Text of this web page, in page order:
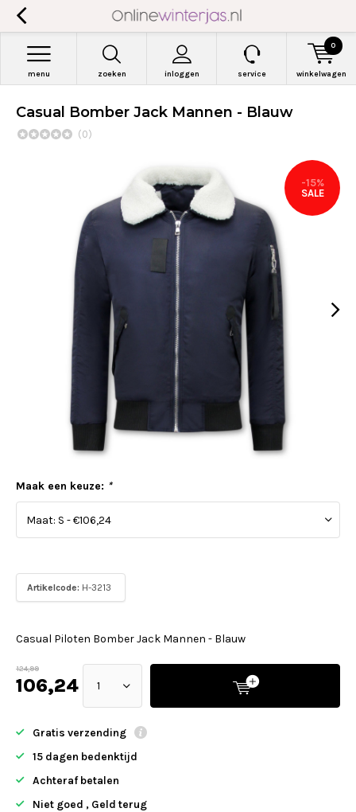
zoeken inloggen
menu service winkelwagen
0
Casual Bomber Jack Mannen - Blauw
(0)
-15%
SALE
Maak een keuze: *
Artikelcode: H-3213
Casual Piloten Bomber Jack Mannen - Blauw
124,99
106,24
Gratis verzending
15 dagen bedenktijd
Achteraf betalen
Niet goed , Geld terug